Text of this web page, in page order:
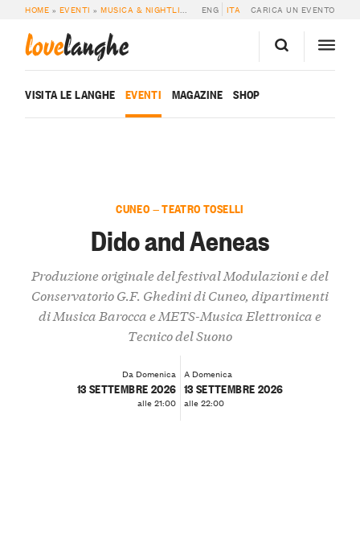
HOME » EVENTI »MUSICA & NIGHTLIFE DIDO AND AENEAS
ENG ITA CARICA UN EVENTO
lovelanghe
VISITA LE LANGHE EVENTI MAGAZINE SHOP
CUNEO — TEATRO TOSELLI
Dido and Aeneas
Produzione originale del festival Modulazioni e del
Conservatorio G.F. Ghedini di Cuneo, dipartimenti
di Musica Barocca e METS-Musica Elettronica e
Tecnico del Suono
Da Domenica
13 SETTEMBRE 2026
alle 21:00
A Domenica
13 SETTEMBRE 2026
alle 22:00